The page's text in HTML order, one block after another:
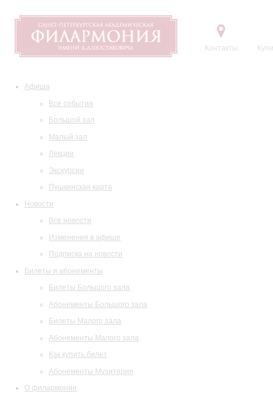
Контакты
Афиша
Все события
Большой зал
Малый зал
Лекции
Экскурсии
Пушкинская карта
Новости
Все новости
Изменения в афише
Подписка на новости
Билеты и абонементы
Билеты Большого зала
Абонементы Большого зала
Билеты Малого зала
Абонементы Малого зала
Как купить билет
Абонементы Музитория
О филармонии